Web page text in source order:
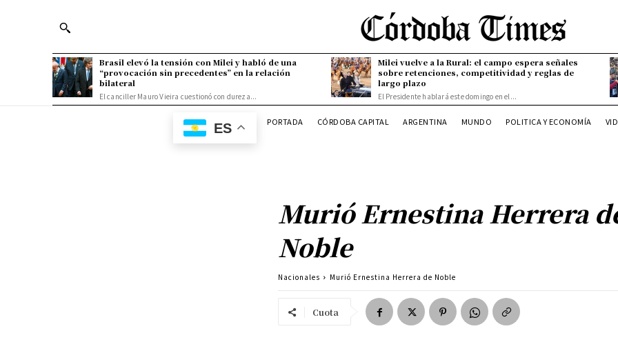
Brasil elevó la tensión con Milei y habló de una
“provocación sin precedentes” en la relación
bilateral
El canciller Mauro Vieira cuestionó con dureza...
Milei vuelve a la Rural: el campo espera señales
sobre retenciones, competitividad y reglas de
largo plazo
El Presidente hablará este domingo en el...
ES PORTADA CÓRDOBA CAPITAL ARGENTINA MUNDO POLITICA Y ECONOMÍA
Murió Ernestina Herrera
Noble
Nacionales Murió Ernestina Herrera de Noble
Cuota